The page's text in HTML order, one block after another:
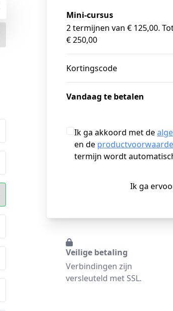
Mini-cursus
2 termijnen van € 125,00.
€ 250,00
Kortingscode
Vandaag te betalen
Ik ga akkoord met de
en de
termijn wordt
Ik ga
Veilige betaling
Verbindingen zijn
versleuteld met SSL.